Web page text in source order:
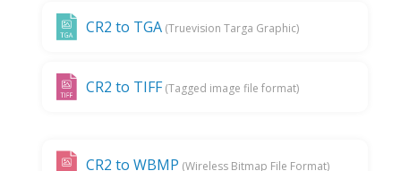
CR2 to TGA (Truevision Targa Graphic)
CR2 to TIFF (Tagged image file format)
CR2 to WBMP (Wireless Bitmap File Format)